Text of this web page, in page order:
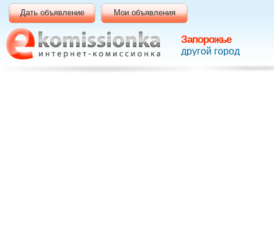
Запорожье
другой город
Дать объявление Мои объявления